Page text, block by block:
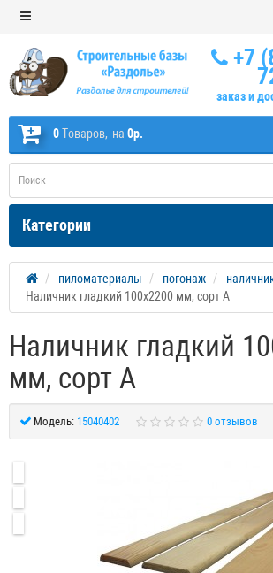
+7
заказ и
0Tоваров, на 0р.
Категории
пиломатериалы погонаж
Наличник гладкий 100х2200 мм, сорт А
Наличник гладкий
мм, сорт А
Модель: 15040402 0 отзывов